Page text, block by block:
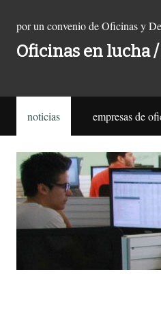
por un convenio de Oficinas y
Oficinas en lucha
noticias empresas de